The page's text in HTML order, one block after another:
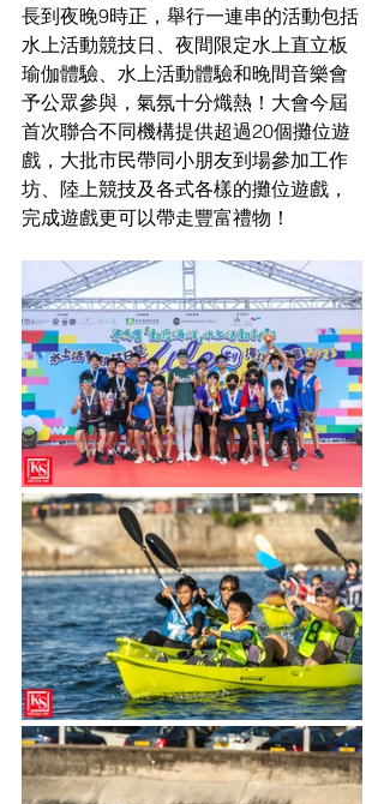
長到夜晚9時正，舉行一連串的活動包括
水上活動競技⽇、夜間限定水上直立板
瑜伽體驗、水上活動體驗和晚間音樂會
予公眾參與，氣氛十分熾熱！大會今屆
首次聯合不同機構提供超過20個攤位遊
戲，大批市民帶同小朋友到場參加工作
坊、陸上競技及各式各樣的攤位遊戲，
完成遊戲更可以帶走豐富禮物！